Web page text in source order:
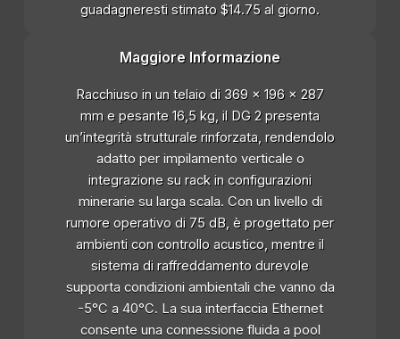
guadagneresti stimato $14.75 al giorno.
Maggiore Informazione
Racchiuso in un telaio di 369 x 196 x 287
mm e pesante 16,5 kg, il DG 2 presenta
un’integrità strutturale rinforzata, rendendolo
adatto per impilamento verticale o
integrazione su rack in configurazioni
minerarie su larga scala. Con un livello di
rumore operativo di 75 dB, è progettato per
ambienti con controllo acustico, mentre il
sistema di raffreddamento durevole
supporta condizioni ambientali che vanno da
-5°C a 40°C. La sua interfaccia Ethernet
consente una connessione fluida a pool